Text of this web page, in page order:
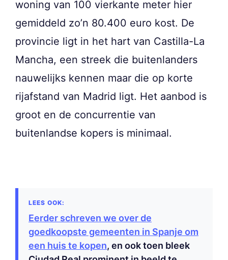
woning van 100 vierkante meter hier
gemiddeld zo’n 80.400 euro kost. De
provincie ligt in het hart van Castilla-La
Mancha, een streek die buitenlanders
nauwelijks kennen maar die op korte
rijafstand van Madrid ligt. Het aanbod is
groot en de concurrentie van
buitenlandse kopers is minimaal.
Eerder schreven we over de
goedkoopste gemeenten in Spanje om
een huis te kopen, en ook toen bleek